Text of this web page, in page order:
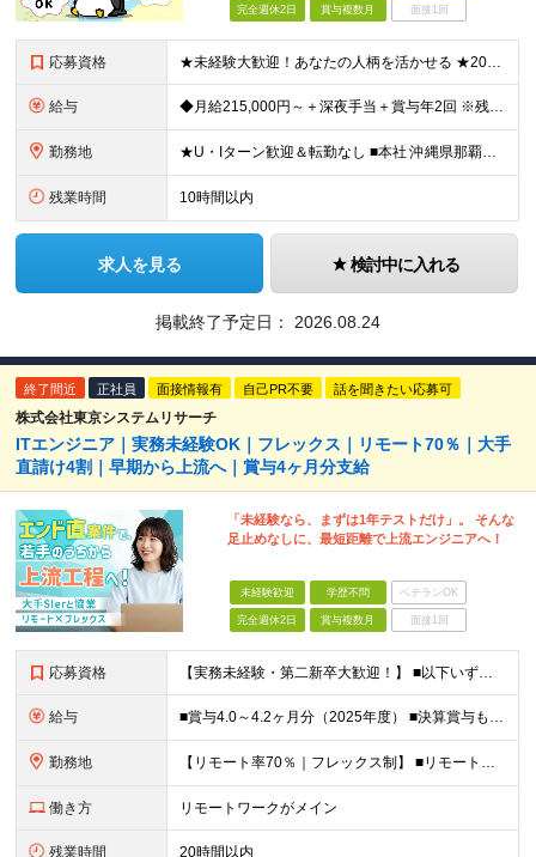
完全週休2日 賞与複数月 面接1回
応募資格 ★未経験大歓迎！あなたの人柄を活かせる ★20代～50代活躍中 ■学歴不問 ＼こんな方にピッタリ！／ □周囲から相談されることが多く、相手の立場に立って寄り添うことが得意な方 □相手にわかりやすく伝
給与 ◆月給215,000円～＋深夜手当＋賞与年2回 ※残業代は全額別途支給します ※給与にはシフト手当（月2万円）を含みます ※給与については経験・能力・前職給与等を十分に考慮し、面談の上決定いたします
勤務地 ★U・Iターン歓迎＆転勤なし ■本社 沖縄県那覇市上之屋1-18-36 沖縄映像センタービル3階 └マイカー・自転車通勤OK！ ■福岡オフィス 福岡県福岡市中央区渡辺通二丁目4番8号 福岡小学館ビ
残業時間 10時間以内
求人を見る 検討中に入れる
掲載終了予定日： 2026.08.24
終了間近 正社員 面接情報有 自己PR不要 話を聞きたい応募可
株式会社東京システムリサーチ
ITエンジニア｜実務未経験OK｜フレックス｜リモート70％｜大手
直請け4割｜早期から上流へ｜賞与4ヶ月分支給
「未経験なら、まずは1年テストだけ」。 そんな
足止めなしに、最短距離で上流エンジニアへ！
未経験歓迎 学歴不問 ベテランOK
完全週休2日 賞与複数月 面接1回
応募資格 【実務未経験・第二新卒大歓迎！】 ■以下いずれかの経験をお持ちの方 ├ITスクールに通われていた方 ├大学などでITについて学ばれていた方 └独学でITについて勉強されていた方 など ※学歴不問
給与 ■賞与4.0～4.2ヶ月分（2025年度） ■決算賞与も4年連続で支給！住宅手当月2万円 月給24万円～35万円＋賞与年2回(＋決算賞与)＋諸手当 ┃豊富な手当と嬉しい待遇あり ━━━━━━ ・賞
勤務地 【リモート率70％｜フレックス制】 ■リモートワークとオフィス勤務の併用 ■2025年12月移転の新しい築地オフィス ■転勤なし 本社、または東京都内近郊のお客様先にて勤務いただきます。 ＜本社＞
働き方 リモートワークがメイン
残業時間 20時間以内